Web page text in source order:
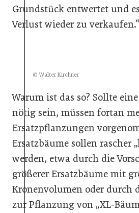
Grundstück entwertet und
Verlust wieder zu verkaufen.“
© Walter Kirchner
Warum ist das so? Sollte
nötig sein, müssen fortan
Ersatzpflanzungen
Ersatzbäume sollen rascher
werden, etwa durch die
größerer Ersatzbäume mit
Kronenvolumen oder durch
zur Pflanzung von „XL-